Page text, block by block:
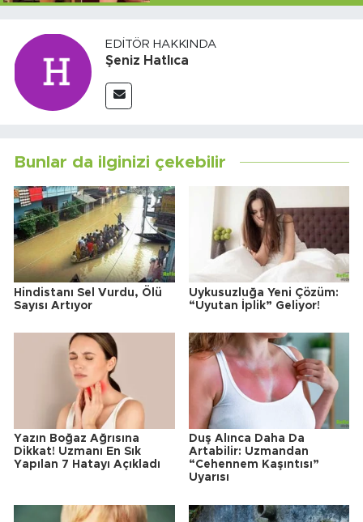
EDITÖR HAKKINDA
Şeniz Hatlıca
Bunlar da ilginizi çekebilir
Hindistanı Sel Vurdu, Ölü
Sayısı Artıyor
Uykusuzluğa Yeni Çözüm:
“Uyutan İplik” Geliyor!
Yazın Boğaz Ağrısına
Dikkat! Uzmanı En Sık
Yapılan 7 Hatayı Açıkladı
Duş Alınca Daha Da
Artabilir: Uzmandan
“Cehennem Kaşıntısı”
Uyarısı